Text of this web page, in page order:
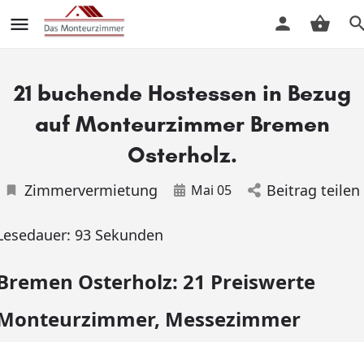
21 buchende Hostessen in Bezug
auf Monteurzimmer Bremen
Osterholz.
Zimmervermietung Mai 05 Beitrag teilen
93 Sekunden
Osterholz: 21 Preiswerte
Messezimmer